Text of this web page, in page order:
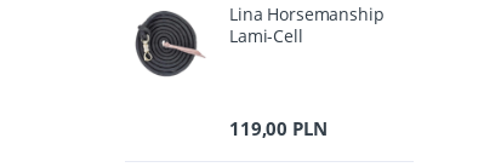
Lina Horsemanship
Lami-Cell
119,00 PLN